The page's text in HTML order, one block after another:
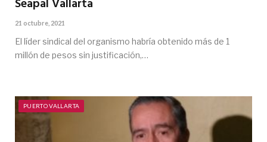
Seapal Vallarta
21 octubre, 2021
El líder sindical del organismo habría obtenido más de 1
millón de pesos sin justificación,…
PUERTO VALLARTA